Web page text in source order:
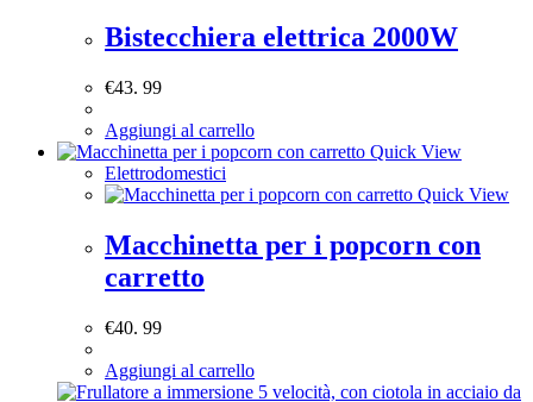
Bistecchiera elettrica 2000W
€43. 99
Aggiungi al carrello
Quick View
Elettrodomestici
Quick View
Macchinetta per i popcorn con
carretto
€40. 99
Aggiungi al carrello